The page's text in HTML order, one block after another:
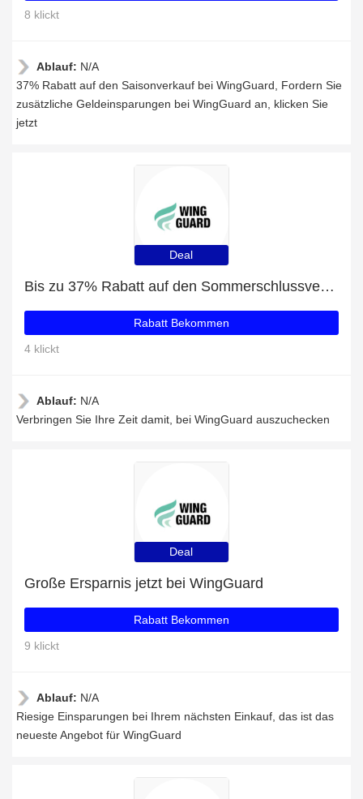
8 klickt
Ablauf: N/A
37% Rabatt auf den Saisonverkauf bei WingGuard, Fordern Sie
zusätzliche Geldeinsparungen bei WingGuard an, klicken Sie
jetzt
Deal
Bis zu 37% Rabatt auf den Sommerschlussverkauf
Rabatt Bekommen
4 klickt
Ablauf: N/A
Verbringen Sie Ihre Zeit damit, bei WingGuard auszuchecken
Deal
Große Ersparnis jetzt bei WingGuard
Rabatt Bekommen
9 klickt
Ablauf: N/A
Riesige Einsparungen bei Ihrem nächsten Einkauf, das ist das
neueste Angebot für WingGuard